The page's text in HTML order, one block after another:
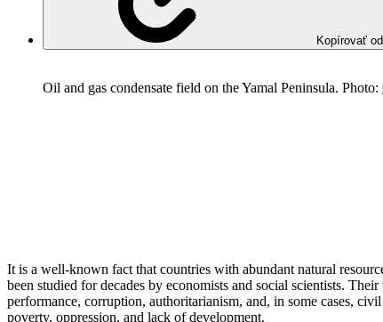
Kopírovať
Oil and gas condensate field on the Yamal Peninsula. Photo:
It is a well-known fact that countries with abundant natural
been studied for decades by economists and social scientists.
performance, corruption, authoritarianism, and, in some cases,
poverty, oppression, and lack of development.